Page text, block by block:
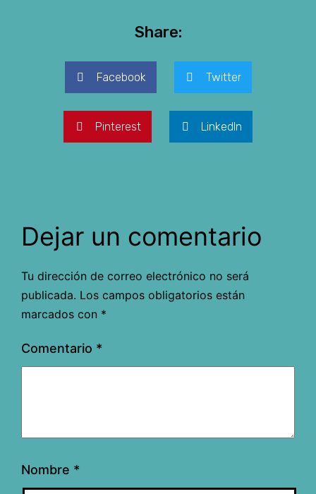
Share:
Facebook Twitter
Pinterest LinkedIn
Dejar un comentario
Tu dirección de correo electrónico no será
publicada. Los campos obligatorios están
marcados con *
Comentario *
Nombre *